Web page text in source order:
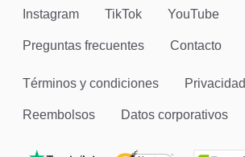
Instagram TikTok YouTube
Preguntas frecuentes Contacto
Términos y condiciones Privacidad
Reembolsos Datos corporativos